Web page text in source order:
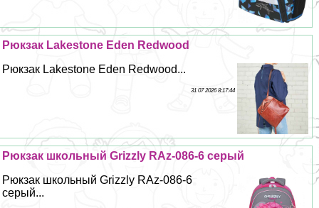
Рюкзак Lakestone Eden Redwood
Рюкзак Lakestone Eden Redwood...
31 07 2026 8:17:44
Рюкзак школьный Grizzly RAz-086-6 серый
Рюкзак школьный Grizzly RAz-086-6
серый...